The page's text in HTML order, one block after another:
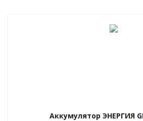
Аккумулятор ЭНЕРГИЯ